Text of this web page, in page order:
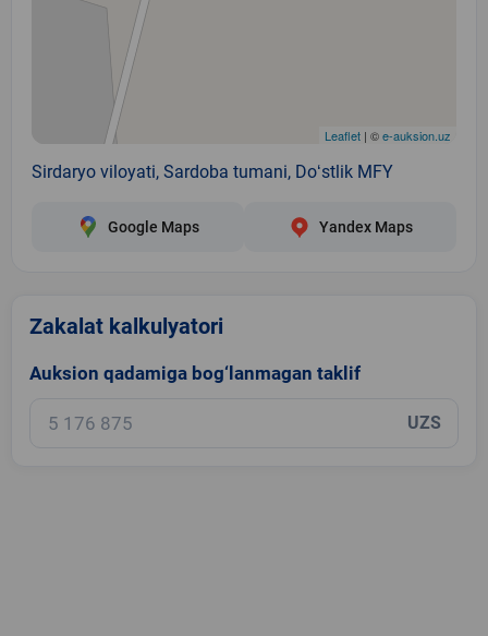
Leaflet | ©e-auksion.uz
Sirdaryo viloyati, Sardoba tumani, Doʻstlik MFY
Google Maps Yandex Maps
Zakalat kalkulyatori
Auksion qadamiga bog‘lanmagan taklif
UZS